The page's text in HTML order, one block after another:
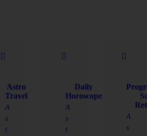
Astro
Travel
A
s
t
Daily
Horoscope
A
s
t
A
s